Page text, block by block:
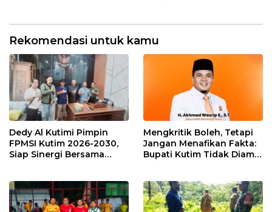
Rekomendasi untuk kamu
Dedy Al Kutimi Pimpin
FPMSI Kutim 2026-2030,
Siap Sinergi Bersama
Mengkritik Boleh, Tetapi
Jangan Menafikan Fakta:
Bupati Kutim Tidak Diam